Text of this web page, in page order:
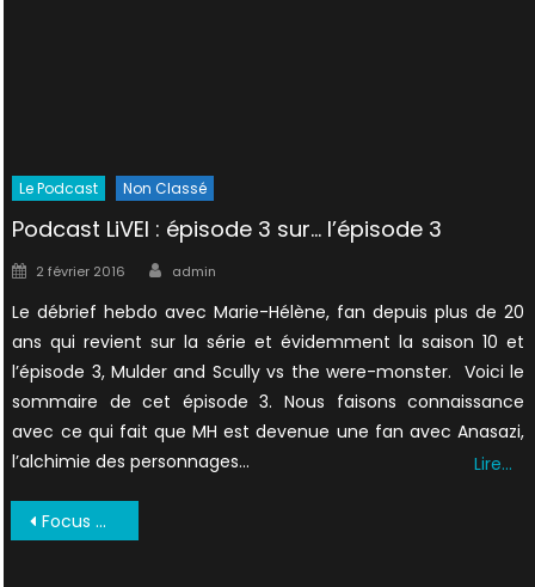
Le Podcast Non Classé
Podcast LiVEI : épisode 3 sur… l’épisode 3
Posted
2 février 2016 Author
admin
Le débrief hebdo avec Marie-Hélène, fan depuis plus de 20
ans qui revient sur la série et évidemment la saison 10 et
l’épisode 3, Mulder and Scully vs the were-monster. Voici le
sommaire de cet épisode 3. Nous faisons connaissance
avec ce qui fait que MH est devenue une fan avec Anasazi,
l’alchimie des personnages…
Lire…
Navigation
Focus Octobre 1997 UK (1)